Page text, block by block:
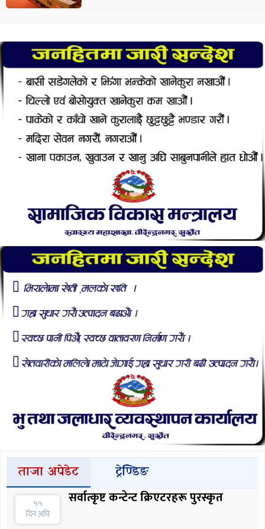
ताजा अपेडेट ट्रेण्डिङ
५५
दिन अघि
सर्वात्कृष्ट कन्टेन्ट क्रिएटरहरू पुरस्कृत